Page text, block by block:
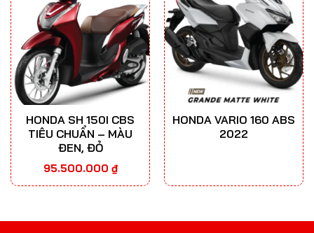
HONDA SH 150I CBS
TIÊU CHUẨN – MÀU
ĐEN, ĐỎ
95.500.000 ₫
HONDA VARIO 160 ABS
2022